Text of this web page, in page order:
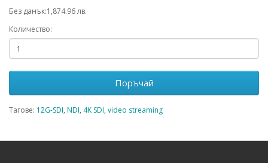
Без данък:1,874.96 лв.
Количество:
Поръчай
Тагове: 12G-SDI, NDI, 4K SDI, video streaming